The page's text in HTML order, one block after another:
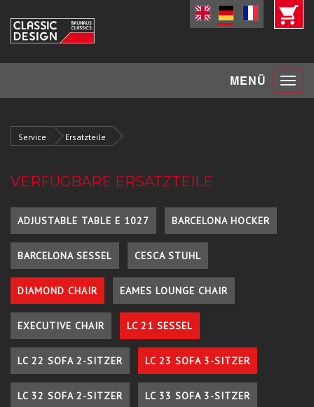
MENÜ Toggle
Service Ersatzteile
VERFÜGBARE ERSATZTEILE
ADJUSTABLE TABLE E 1027 BARCELONA HOCKER
BARCELONA SESSEL CESCA STUHL
DIAMOND CHAIR EAMES LOUNGE CHAIR
EXECUTIVE CHAIR LC 21 SESSEL
LC 22 SOFA 2-SITZER LC 23 SOFA 3-SITZER
LC 32 SOFA 2-SITZER LC 33 SOFA 3-SITZER